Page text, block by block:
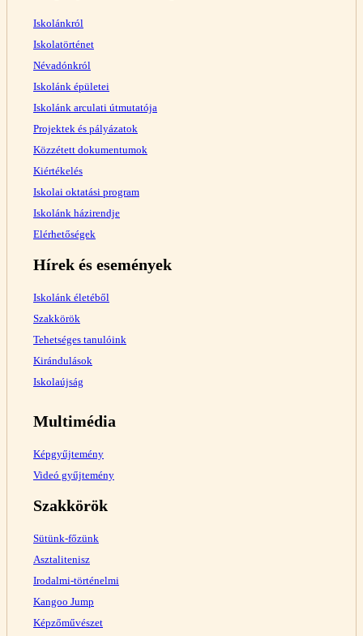
Iskolánkról
Iskolatörténet
Névadónkról
Iskolánk épületei
Iskolánk arculati útmutatója
Projektek és pályázatok
Közzétett dokumentumok
Kiértékelés
Iskolai oktatási program
Iskolánk házirendje
Elérhetőségek
Hírek és események
Iskolánk életéből
Szakkörök
Tehetséges tanulóink
Kirándulások
Iskolaújság
Multimédia
Képgyűjtemény
Videó gyűjtemény
Szakkörök
Sütünk-főzünk
Asztalitenisz
Irodalmi-történelmi
Kangoo Jump
Képzőművészet